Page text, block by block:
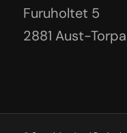
Furuholtet 5
2881 Aust-Torpa